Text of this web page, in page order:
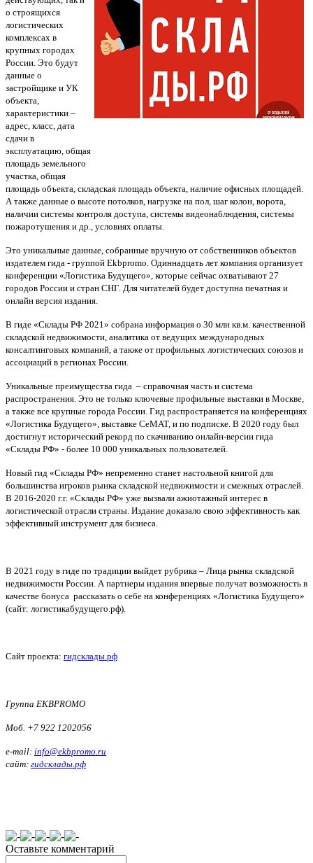
о строящихся
логистических
комплексах в
крупных городах
России. Это будут
данные о
застройщике и УК
объекта,
характеристики –
адрес, класс, дата
сдачи в
эксплуатацию, общая
площадь земельного
участка, общая
площадь объекта, складская площадь объекта, наличие офисных площадей.
А также данные о высоте потолков, нагрузке на пол, шаг колон, ворота,
наличии системы контроля доступа, системы видеонаблюдения, системы
пожаротушения и др., условиях оплаты.
Это уникальные данные, собранные вручную от собственников объектов
издателем гида - группой Ekbpromo. Одиннадцать лет компания организует
конференции «Логистика Будущего», которые сейчас охватывают 27
городов России и стран СHГ. Для читателей будет доступна печатная и
онлайн версия издания.
В гиде «Склады РФ 2021» собрана информация о 30 млн кв.м. качественной
складской недвижимости, аналитика от ведущих международных
консалтинговых компаний, а также от профильных логистических союзов и
ассоциаций в регионах России.
Уникальные преимущества гида – справочная часть и система
распространения. Это не только ключевые профильные выставки в Москве,
а также все крупные города России. Гид распространяется на конференциях
«Логистика Будущего», выставке СеМАТ, и по подписке. В 2020 году был
достигнут исторический рекорд по скачиванию онлайн-версии гида
«Склады РФ» - более 10 000 уникальных пользователей.
Новый гид «Склады РФ» непременно станет настольной книгой для
большинства игроков рынка складской недвижимости и смежных отраслей.
В 2016-2020 г.г. «Склады РФ» уже вызвали ажиотажный интерес в
логистической отрасли страны. Издание доказало свою эффективность как
эффективный инструмент для бизнеса.
В 2021 году в гиде по традиции выйдет рубрика – Лица рынка складской
недвижимости России. А партнеры издания впервые получат возможность в
качестве бонуса рассказать о себе на конференциях «Логистика Будущего»
(сайт: логистикабудущего.рф).
Cайт проекта: гидсклады.рф
Группа EKBPROMO
Моб. +7 922 1202056
e-mail: info@ekbpromo.ru
сайт: гидсклады.рф
Оставьте комментарий